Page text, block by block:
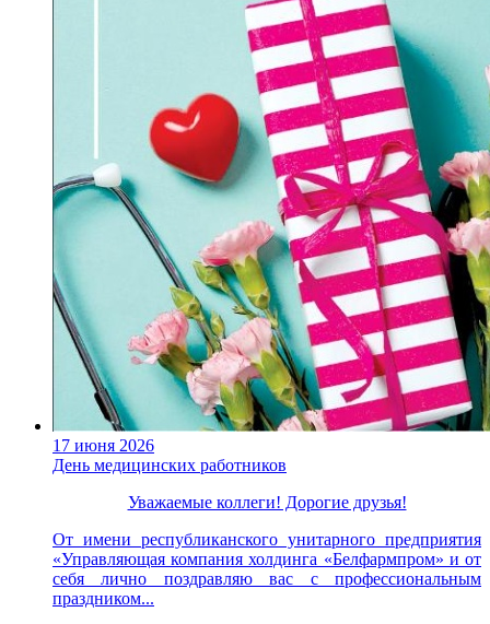
17 июня 2026
День медицинских работников
Уважаемые коллеги! Дорогие друзья!
От имени республиканского унитарного предприятия
«Управляющая компания холдинга «Белфармпром» и от
себя лично поздравляю вас с профессиональным
праздником...